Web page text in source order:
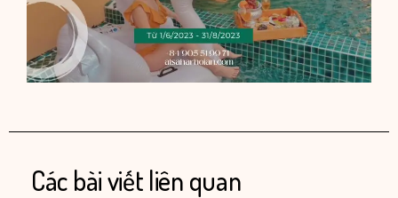
Các bài viết liên quan